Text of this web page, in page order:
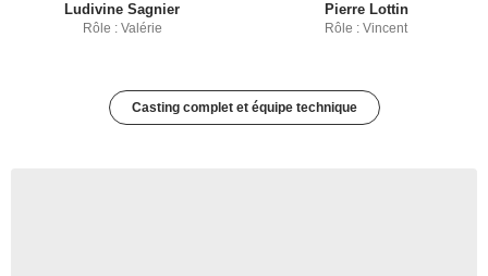
Ludivine Sagnier
Rôle : Valérie
Pierre Lottin
Rôle : Vincent
Casting complet et équipe technique